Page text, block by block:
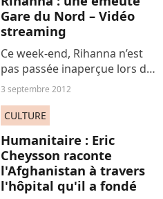
vidéo assez amusante...
Gare du Nord – Vidéo
streaming
Ce week-end, Rihanna n’est
pas passée inaperçue lors de
son arrivée à Paris pour le
concert de Coldplay au Stade
de France. En effet, après
avoir indiqué son arrivée sur
Twitter, la...
3 septembre 2012
CULTURE
Humanitaire : Eric
Cheysson raconte
l'Afghanistan à travers
l'hôpital qu'il a fondé